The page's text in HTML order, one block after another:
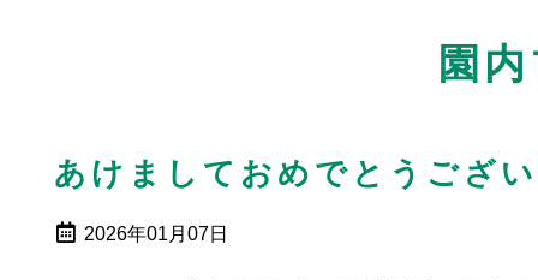
園
あけましておめでとうござ
2026年01月07日